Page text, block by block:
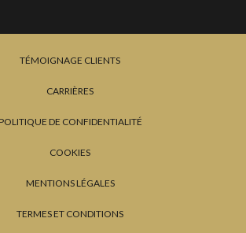
TÉMOIGNAGE CLIENTS
CARRIÈRES
DE CONFIDENTIALITÉ
COOKIES
MENTIONS LÉGALES
TERMES ET CONDITIONS